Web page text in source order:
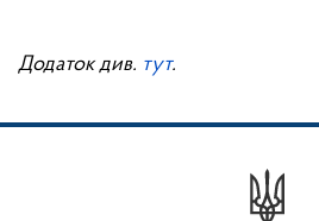
Додаток див. тут.